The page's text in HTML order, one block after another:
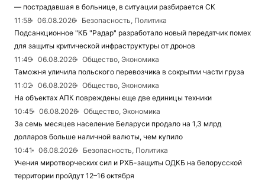
— пострадавшая в больнице, в ситуации разбирается СК
11:58
06.08.2026
Безопасность, Политика
Подсанкционное "КБ "Радар" разработало новый передатчик помех
для защиты критической инфраструктуры от дронов
11:49
06.08.2026
Общество, Экономика
Таможня уличила польского перевозчика в сокрытии части груза
11:02
06.08.2026
Общество, Экономика
На объектах АПК повреждены еще две единицы техники
10:45
06.08.2026
Общество, Экономика
За семь месяцев население Беларуси продало на 1,3 млрд
долларов больше наличной валюты, чем купило
10:41
06.08.2026
Безопасность, Политика
Учения миротворческих сил и РХБ-защиты ОДКБ на белорусской
территории пройдут 12–16 октября